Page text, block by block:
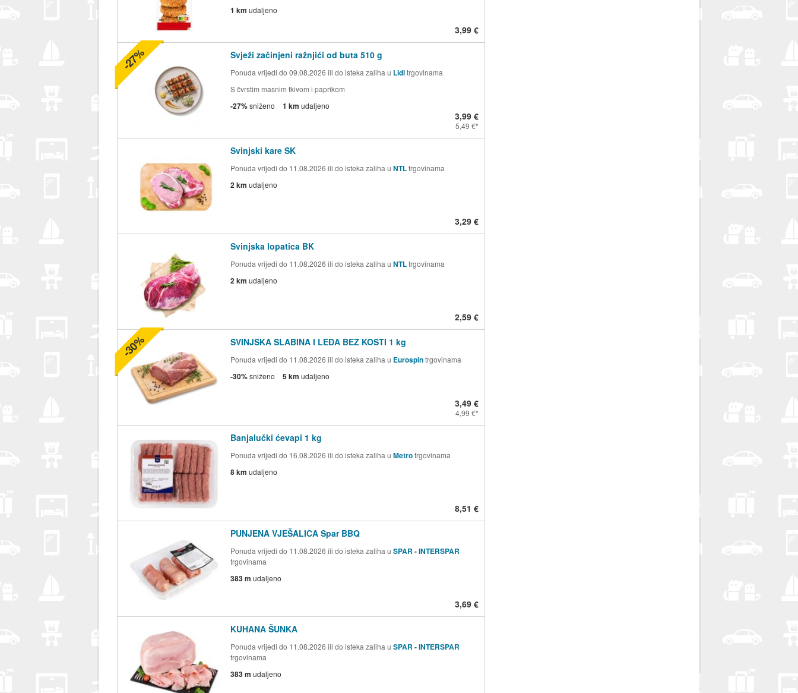
1 km udaljeno
3,99 €
Svježi začinjeni ražnjići od buta 510 g
Ponuda vrijedi do 09.08.2026 ili do isteka zaliha u Lidltrgovinama
S čvrstim masnim tkivom i paprikom
-27%sniženo 1 km udaljeno
3,99 €
5,49 €
-27%
Svinjski kare SK
Ponuda vrijedi do 11.08.2026 ili do isteka zaliha u NTLtrgovinama
2 km udaljeno
3,29 €
Svinjska lopatica BK
Ponuda vrijedi do 11.08.2026 ili do isteka zaliha u NTLtrgovinama
2 km udaljeno
2,59 €
SVINJSKA SLABINA I LEĐA BEZ KOSTI 1 kg
Ponuda vrijedi do 11.08.2026 ili do isteka zaliha u Eurospintrgovinama
-30%sniženo 5 km udaljeno
3,49 €
4,99 €
-30%
Banjalučki ćevapi 1 kg
Ponuda vrijedi do 16.08.2026 ili do isteka zaliha u Metrotrgovinama
8 km udaljeno
8,51 €
PUNJENA VJEŠALICA Spar BBQ
Ponuda vrijedi do 11.08.2026 ili do isteka zaliha u SPAR - INTERSPAR
trgovinama
383 m udaljeno
3,69 €
KUHANA ŠUNKA
Ponuda vrijedi do 11.08.2026 ili do isteka zaliha u SPAR - INTERSPAR
trgovinama
383 m udaljeno